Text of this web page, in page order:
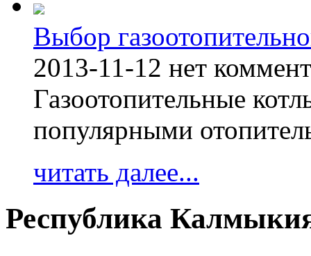
Выбор
2013-11-12 нет
Газоотопительные
популярными
читать далее...
Республика